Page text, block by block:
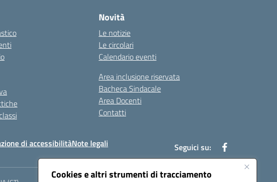
Cookies e altri strumenti di tracciamento
Novità
Le notizie
Le circolari
Calendario eventi
Area inclusione riservata
Bacheca Sindacale
Area Docenti
Contatti
di accessibilitàNote legali Seguici su: